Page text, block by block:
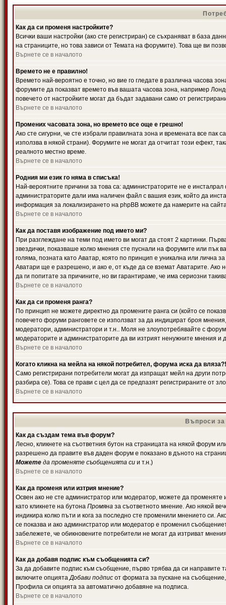
Как да си променя настройките?
Всички ваши настройки (ако сте регистриран) се съхраняват в база
на страниците, но това зависи от Темата на форумите). Това ще ви
Върнете се в началото
Времето не е правилно!
Времето най-вероятно е точно, но вие го гледате в различна часова
форумите да показват времето във вашата часова зона, например
повечето от настройките могат да бъдат задавани само от
Върнете се в началото
Промених часовата зона, но времето все още е грешно!
Ако сте сигурни, че сте избрали правилната зона и времената все
използва в някой страни). Форумите не могат да отчитат този ефект,
реалното местно време.
Върнете се в началото
Родния ми език го няма в списъка!
Най-вероятните причини за това са: администраторите не е
администраторите дали има наличен файл с вашия език, който да
информация за локализирането на phpBB можете да намерите на
Върнете се в началото
Как да поставя изображение под името ми?
При разглеждане на теми под името ви могат да стоят 2 картинки.
звездички, показваше колко мнения сте пуснали на форумите или пък
голяма, позната като Аватар, която по принцип е уникална или лична
Аватари ще е разрешено, и ако е, от къде да се вземат Аватарите.
да ги попитате за причините, но ви гарантираме, че има сериозни
Върнете се в началото
Как да си променя ранга?
По принцип не можете директно да промените ранга си (който се
повечето форуми ранговете се използват за да индицират броя
модератори, администратори и т.н.. Моля не злоупотребявайте с
модераторите и администраторите да ви изтрият ненужните мнения и
Върнете се в началото
Когато кликна на мейла на някой потребител, форума иска да вляза?!
Само регистрирани потребители могат да изпращат мейл на други
разбира се). Това се прави с цел да се предпазят регистрираните от
Върнете се в началото
Въпроси
Как да създам тема във форум?
Лесно, кликнете на съответния бутон на страницата на някой форум
разрешено да правите във даден форум е показано в дъното на
Можете да променяте съобщенията си и т.н.)
Върнете се в началото
Как да променя или изтрия мнение?
Освен ако не сте администратор или модератор, можете да
като кликнете на бутона Промяна за съответното мнение. Ако някой
индикира колко пъти и кога за последно сте променили мнението си.
се показва и ако администратор или модератор е променил
забележете, че обикновените потребители не могат да изтриват
Върнете се в началото
Как да добавя подпис към съобщенията си?
За да добавите подпис към съобщение, първо трябва да си
включите опциятаДобави подпис от формата за пускане на
Профила си опцията за автоматично добавяне на подписа.
Върнете се в началото